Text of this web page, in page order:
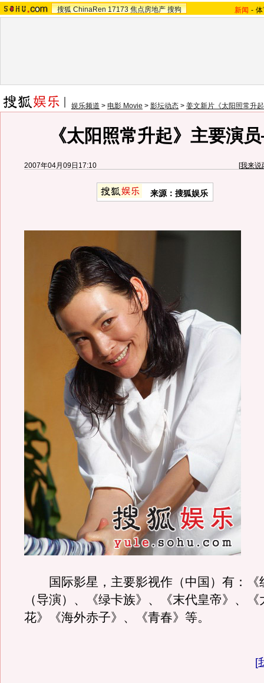
搜狐 ChinaRen 17173 焦点房地产 搜狗 新闻 -
娱乐频道 > 电影 Movie > 影坛动态 > 姜文新片《太阳照常升
《太阳照常升起》主要演
2007年04月09日17:10 [我来说
来源：搜狐娱乐
国际影星，主要影视作（中国）有：《
（导演）、《绿卡族》、《末代皇帝》、
花》《海外赤子》、《青春》等。
[